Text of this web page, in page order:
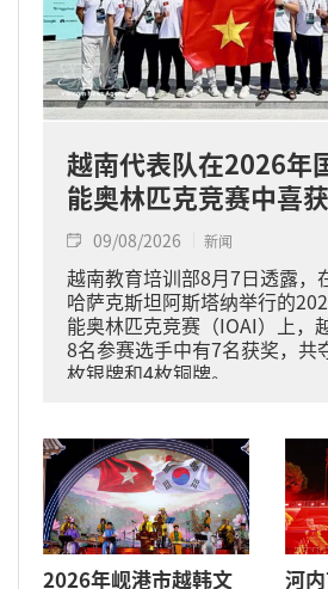
越南代表队在2026年
能奥林匹克竞赛中喜
09/08/2026 新闻
越南教育培训部8月7日透露，
哈萨克斯坦阿斯塔纳举行的
能奥林匹克竞赛（IOAI）上，
8名参赛选手中有7名获奖，共
枚银牌和4枚铜牌。
2026年岘港市越韩文
河